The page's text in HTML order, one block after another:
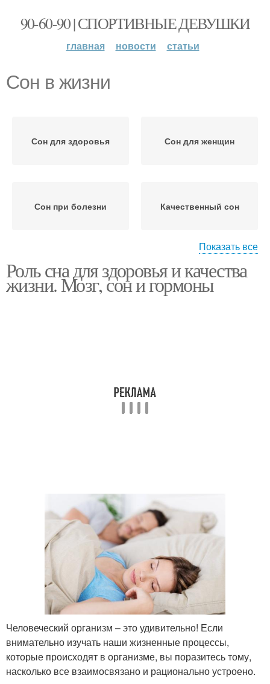
90-60-90 | СПОРТИВНЫЕ ДЕВУШКИ
главная новости статьи
Сон в жизни
Сон для здоровья Сон для женщин
Сон при болезни Качественный сон
Сон на здоровье Здоровый сон
Показать все
Роль сна для здоровья и качества
жизни. Мозг, сон и гормоны
Человеческий организм – это удивительно! Если
внимательно изучать наши жизненные процессы,
которые происходят в организме, вы поразитесь тому,
насколько все взаимосвязано и рационально устроено.